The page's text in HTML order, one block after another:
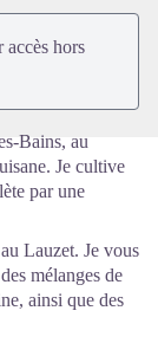
hors
Bains, au
Je cultive
par une
Lauzet. Je vous
mélanges de
ainsi que des